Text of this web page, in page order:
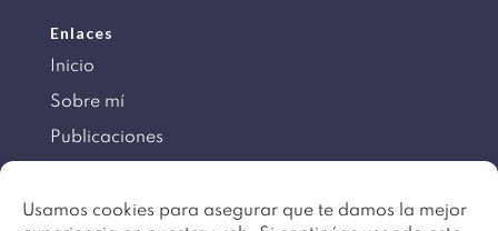
Usamos cookies para asegurar que te damos la mejor
Enlaces
Inicio
Sobre mí
Publicaciones
Información